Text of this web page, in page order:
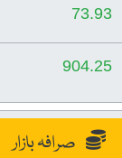
73.93
904.25
صرافہ بازار